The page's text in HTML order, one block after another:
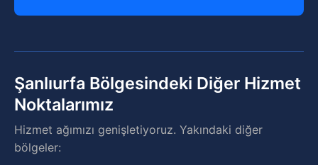
Şanlıurfa Bölgesindeki Diğer Hizmet
Noktalarımız
Hizmet ağımızı genişletiyoruz. Yakındaki diğer
bölgeler: